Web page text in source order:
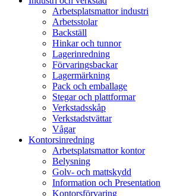
Arbetsplatsmattor industri
Arbetsstolar
Backställ
Hinkar och tunnor
Lagerinredning
Förvaringsbackar
Lagermärkning
Pack och emballage
Stegar och plattformar
Verkstadsskåp
Verkstadstvättar
Vågar
Kontorsinredning
Arbetsplatsmattor kontor
Belysning
Golv- och mattskydd
Information och Presentation
Kontorsförvaring